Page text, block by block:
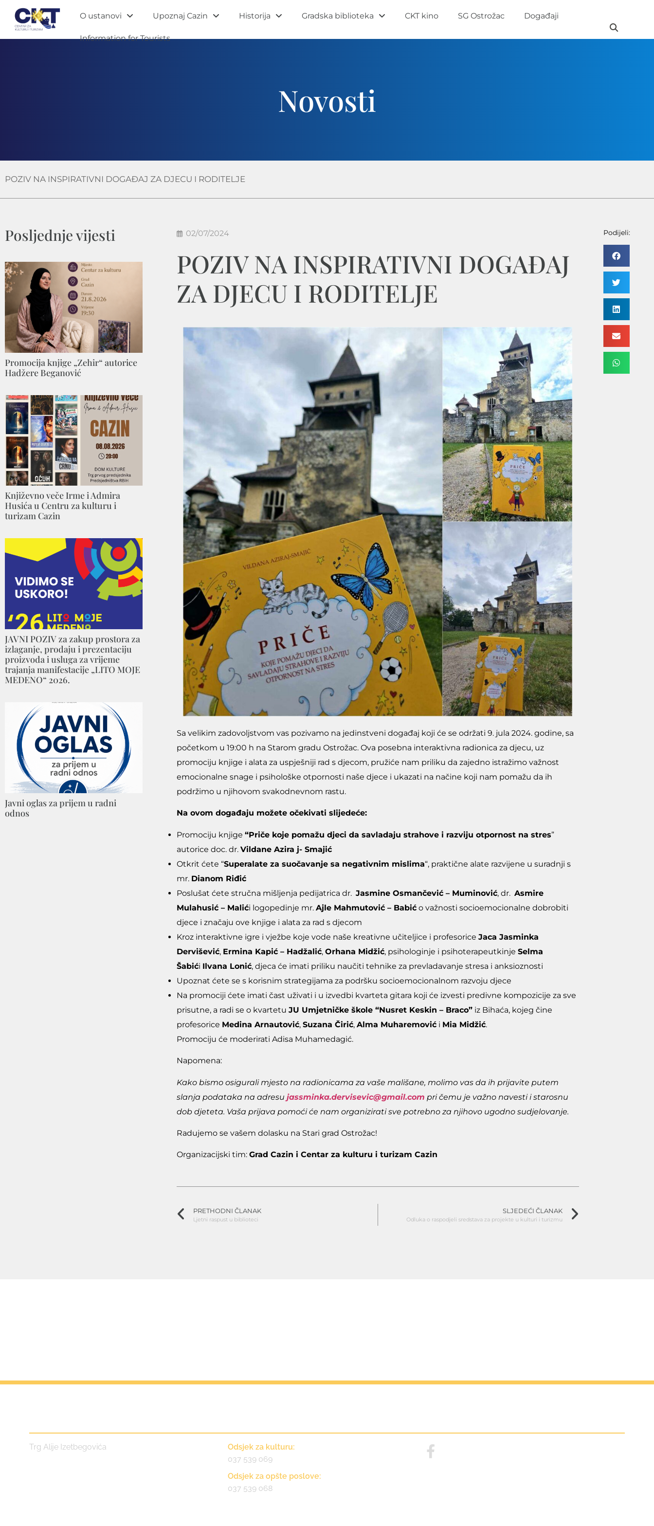
O ustanovi Upoznaj Cazin Historija Gradska biblioteka CKT kino SG Ostrožac Događaji
Information for Tourists
Novosti
POZIV NA INSPIRATIVNI DOGAĐAJ ZA DJECU I RODITELJE
Posljednje vijesti
Promocija knjige „Zehir“ autorice
Hadžere Beganović
Književno veče Irme i Admira
Husića u Centru za kulturu i
turizam Cazin
JAVNI POZIV za zakup prostora za
izlaganje, prodaju i prezentaciju
proizvoda i usluga za vrijeme
trajanja manifestacije „LITO MOJE
MEDENO“ 2026.
Javni oglas za prijem u radni
odnos
02/07/2024
POZIV NA INSPIRATIVNI DOGAĐAJ
ZA DJECU I RODITELJE
Sa velikim zadovoljstvom vas pozivamo na jedinstveni događaj koji će se održati 9. jula 2024. godine, sa
početkom u 19:00 h na Starom gradu Ostrožac. Ova posebna interaktivna radionica za djecu, uz
promociju knjige i alata za uspješniji rad s djecom, pružiće nam priliku da zajedno istražimo važnost
emocionalne snage i psihološke otpornosti naše djece i ukazati na načine koji nam pomažu da ih
podržimo u njihovom svakodnevnom rastu.
Na ovom događaju možete očekivati slijedeće:
Promociju knjige “Priče koje pomažu djeci da savladaju strahove i razviju otpornost na stres”
autorice doc. dr. Vildane Azira j- Smajić
Otkrit ćete “Superalate za suočavanje sa negativnim mislima“, praktične alate razvijene u suradnji s
mr. Dianom Riđić
Poslušat ćete stručna mišljenja pedijatrica dr. Jasmine Osmančević – Muminović, dr. Asmire
Mulahusić – Malići logopedinje mr. Ajle Mahmutović – Babićo važnosti socioemocionalne dobrobiti
djece i značaju ove knjige i alata za rad s djecom
Kroz interaktivne igre i vježbe koje vode naše kreativne učiteljice i profesorice Jaca Jasminka
Dervišević, Ermina Kapić – Hadžalić, Orhana Midžić, psihologinje i psihoterapeutkinje Selma
Šabići Ilvana Lonić, djeca će imati priliku naučiti tehnike za prevladavanje stresa i anksioznosti
Upoznat ćete se s korisnim strategijama za podršku socioemocionalnom razvoju djece
Na promociji ćete imati čast uživati i u izvedbi kvarteta gitara koji će izvesti predivne kompozicije za sve
prisutne, a radi se o kvartetu JU Umjetničke škole “Nusret Keskin – Braco”iz Bihaća, kojeg čine
profesorice Medina Arnautović, Suzana Čirić, Alma Muharemovići Mia Midžić.
Promociju će moderirati Adisa Muhamedagić.
Napomena:
Kako bismo osigurali mjesto na radionicama za vaše mališane, molimo vas da ih prijavite putem
slanja podataka na adresu jassminka.dervisevic@gmail.com pri čemu je važno navesti i starosnu
dob djeteta. Vaša prijava pomoći će nam organizirati sve potrebno za njihovo ugodno sudjelovanje.
Radujemo se vašem dolasku na Stari grad Ostrožac!
Organizacijski tim: Grad Cazin i Centar za kulturu i turizam Cazin
PRETHODNI ČLANAK
Ljetni raspust u biblioteci
SLJEDEĆI ČLANAK
Odluka o raspodjeli sredstava za projekte u kulturi i turizmu
Podijeli:
Trg Alije Izetbegovića
Odsjek za kulturu:
037 539 069
Odsjek za opšte poslove:
037 539 068